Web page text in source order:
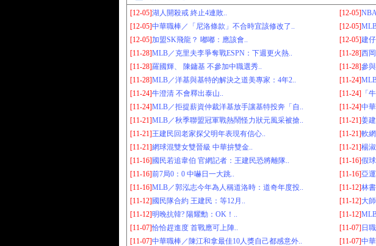
[12-05]湖人開殺戒 終止4連敗.. [12-05]
[12-05]中華職棒／「尼洛條款」不合時宜該修改了.. [12-05]
[12-05]加盟SK飛龍？ 嘟嘟：應該會.. [12-05]建
[11-28]MLB／克里夫李爭奪戰ESPN：下週更火熱.. [11-28]西
[11-28]羅國輝、 陳鏞基 不參加中職選秀.. [11-28]參
[11-28]MLB／洋基與基特的解決之道美專家：4年2.. [11-24]
[11-24]牛澄清 不會釋出泰山.. [11-24] 「
[11-24]MLB／拒提薪資仲裁洋基放手讓基特投奔「自.. [11-24]中
[11-21]MLB／秋季聯盟冠軍戰熱鬧怪力狀元風采被搶.. [11-21]姜
[11-21]王建民回老家探父明年表現有信心.. [11-21]軟
[11-21]網球混雙女雙晉級 中華拚雙金.. [11-21]楊
[11-16] 國民若追韋伯 官網記者：王建民恐將離隊.. [11-16]假
[11-16]前7局0：0 中嚇日一大跳.. [11-16]亞
[11-16]MLB／郭泓志今年為人稱道洛時：道奇年度投.. [11-12]林
[11-12] 國民隊合約 王建民：等12月.. [11-12]大
[11-12]明晚抗韓? 陽耀勳：OK！.. [11-12]
[11-07]恰恰趕進度 首戰應可上陣.. [11-07] 日
[11-07]中華職棒／陳江和拿最佳10人獎自己都感意外.. [11-07]中